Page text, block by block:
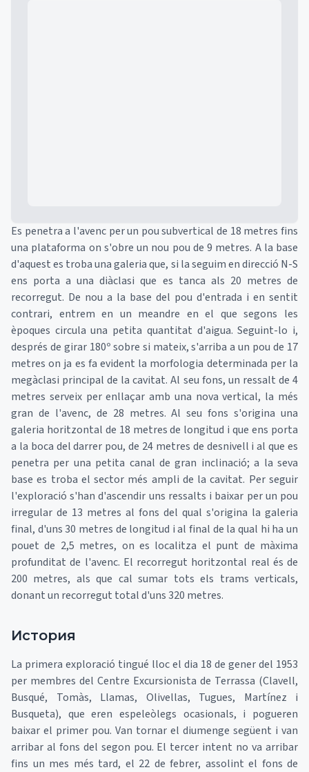
Es penetra a l'avenc per un pou subvertical de 18 metres fins
una plataforma on s'obre un nou pou de 9 metres. A la base
d'aquest es troba una galeria que, si la seguim en direcció N-S
ens porta a una diàclasi que es tanca als 20 metres de
recorregut. De nou a la base del pou d'entrada i en sentit
contrari, entrem en un meandre en el que segons les
èpoques circula una petita quantitat d'aigua. Seguint-lo i,
després de girar 180º sobre si mateix, s'arriba a un pou de 17
metres on ja es fa evident la morfologia determinada per la
megàclasi principal de la cavitat. Al seu fons, un ressalt de 4
metres serveix per enllaçar amb una nova vertical, la més
gran de l'avenc, de 28 metres. Al seu fons s'origina una
galeria horitzontal de 18 metres de longitud i que ens porta
a la boca del darrer pou, de 24 metres de desnivell i al que es
penetra per una petita canal de gran inclinació; a la seva
base es troba el sector més ampli de la cavitat. Per seguir
l'exploració s'han d'ascendir uns ressalts i baixar per un pou
irregular de 13 metres al fons del qual s'origina la galeria
final, d'uns 30 metres de longitud i al final de la qual hi ha un
pouet de 2,5 metres, on es localitza el punt de màxima
profunditat de l'avenc. El recorregut horitzontal real és de
200 metres, als que cal sumar tots els trams verticals,
donant un recorregut total d'uns 320 metres.
История
La primera exploració tingué lloc el dia 18 de gener del 1953
per membres del Centre Excursionista de Terrassa (Clavell,
Busqué, Tomàs, Llamas, Olivellas, Tugues, Martínez i
Busqueta), que eren espeleòlegs ocasionals, i pogueren
baixar el primer pou. Van tornar el diumenge següent i van
arribar al fons del segon pou. El tercer intent no va arribar
fins un mes més tard, el 22 de febrer, assolint el fons de